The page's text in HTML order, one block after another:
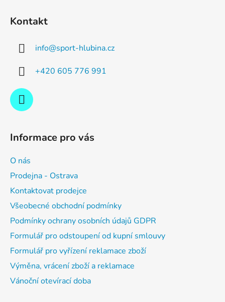
Kontakt
info@sport-hlubina.cz
+420 605 776 991
Informace pro vás
O nás
Prodejna - Ostrava
Kontaktovat prodejce
Všeobecné obchodní podmínky
Podmínky ochrany osobních údajů GDPR
Formulář pro odstoupení od kupní smlouvy
Formulář pro vyřízení reklamace zboží
Výměna, vrácení zboží a reklamace
Vánoční otevírací doba